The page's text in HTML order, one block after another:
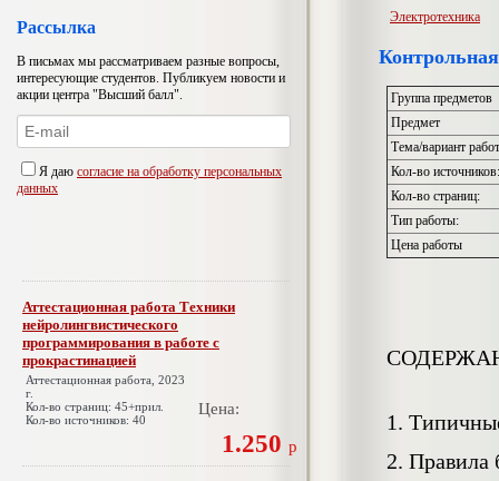
Рассылка
В письмах мы рассматриваем разные вопросы,
интересующие студентов. Публикуем новости и
акции центра "Высший балл".
Я даю согласие на обработку персональных
данных
Аттестационная работа Техники
нейролингвистического
программирования в работе с
прокрастинацией
Аттестационная работа, 2023
г.
Кол-во страниц: 45+прил.
Кол-во источников: 40
Цена:
1.250 р
Электротехника
Группа предметов
Предмет
Тема/вариант
Кол-во источников:
Кол-во страниц:
Тип работы:
Цена работы
1.
2. Правила